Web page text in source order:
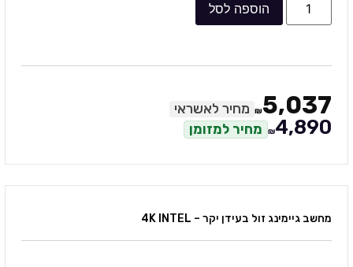
הוספה לסל
₪5,037 מחיר לאשראי
₪4,890 מחיר למזומן
מחשב גיימינג זול בעידן יקר – 4K INTEL